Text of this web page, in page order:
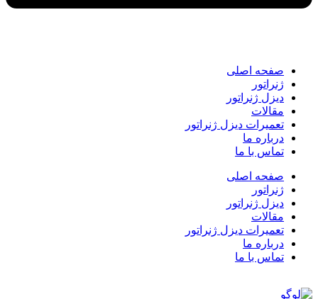
صفحه اصلی
ژنراتور
دیزل ژنراتور
مقالات
تعمیرات دیزل ژنراتور
درباره ما
تماس با ما
صفحه اصلی
ژنراتور
دیزل ژنراتور
مقالات
تعمیرات دیزل ژنراتور
درباره ما
تماس با ما